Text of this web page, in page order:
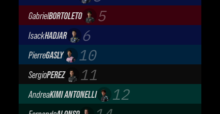
Oracle Red Bull Racing
GabrielBORTOLETO 5
Audi Revolut F1 Team
IsackHADJAR 6
Oracle Red Bull Racing
PierreGASLY 10
BWT Alpine Formula One Team
SergioPEREZ 11
Cadillac Formula 1 Team
AndreaKIMI ANTONELLI 12
Mercedes-AMG Petronas F1 Team